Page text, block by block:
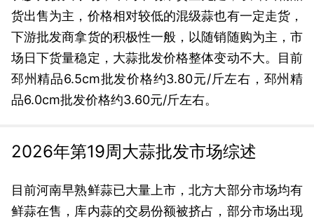
货出售为主，价格相对较低的混级蒜也有一定走货，
下游批发商拿货的积极性一般，以随销随购为主，市
场日下货量稳定，大蒜批发价格整体变动不大。目前
邳州精品6.5cm批发价格约3.80元/斤左右，邳州精
品6.0cm批发价格约3.60元/斤左右。
2026年第19周大蒜批发市场综述
目前河南早熟鲜蒜已大量上市，北方大部分市场均有
鲜蒜在售，库内蒜的交易份额被挤占，部分市场出现